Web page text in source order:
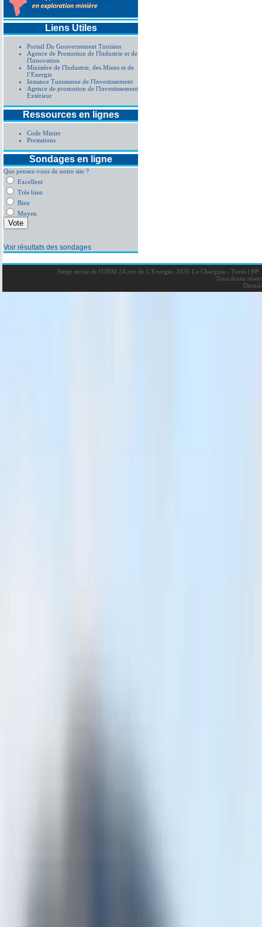
Liens Utiles
Portail Du Gouvernement Tunisien
Agence de Promotion de l'Industrie et de
l'Innovation
Ministère de l'Industrie, des Mines et de
l’Energie
Instance Tunisienne de l'Investissement
Agence de promotion de l'Investissement
Extérieur
Ressources en lignes
Code Minier
Prestations
Sondages en ligne
Que pensez-vous de notre site ?
Excellent
Très bien
Bien
Moyen
Voir résultats des sondages
Siège social de l'ONM 24,rue de L'Energie, 2035 La Charguia - Tunis |BP:
Tous droits